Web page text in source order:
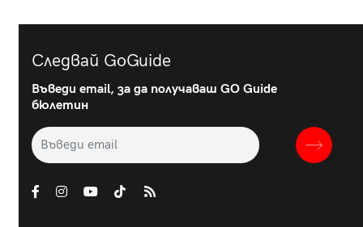
Следвай GoGuide
Въведи email, за да получаваш GO Guide
бюлетин